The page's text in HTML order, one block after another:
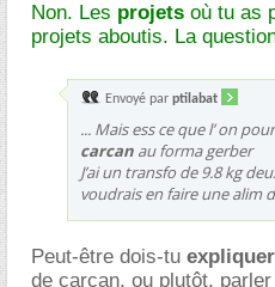
Non. Les projets où tu as
projets aboutis. La
Envoyé par ptilabat
... Mais ess ce que l’ on
carcan au forma gerber
J’ai un transfo de 9.8 kg
voudrais en faire une alim
Peut-être dois-tu expliquer
de carcan, ou plutôt,